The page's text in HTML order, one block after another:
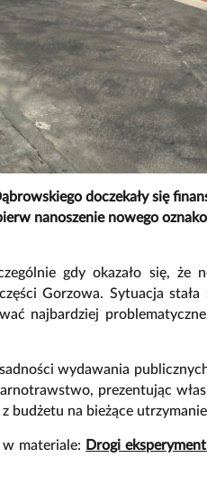
doczekały się
nanoszenie nowego
gdy okazało się, że
Gorzowa. Sytuacja
najbardziej
wydawania
prezentując
budżetu na bieżące
w materiale: Drogi